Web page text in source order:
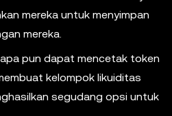
mereka untuk menyimpan
mereka.
pun dapat mencetak token
kelompok likuiditas
segudang opsi untuk